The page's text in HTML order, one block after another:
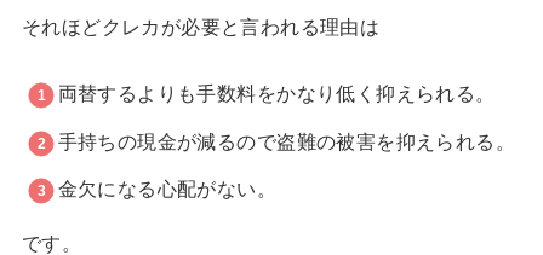
それほどクレカが必要と言われる理由は
両替するよりも手数料をかなり低く抑えられる。
手持ちの現金が減るので盗難の被害を抑えられる。
金欠になる心配がない。
です。